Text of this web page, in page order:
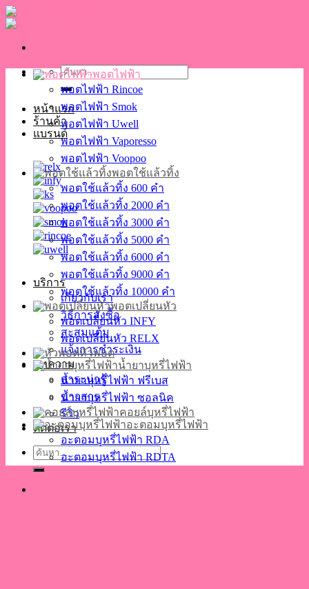
Skip
to
ค้นหา:
หน้าแรก
ร้านค้า
แบรนด์
บริการ
เกี่ยวกับเรา
วิธีการสั่งซื้อ
สะสมแต้ม
แจ้งการชำระเงิน
บทความ
สาระน่ารู้
ข่าวสาร
รีวิว
ติดต่อเรา
ค้นหา:
พอตไฟฟ้า
พอตไฟฟ้า Rincoe
พอตไฟฟ้า Smok
พอตไฟฟ้า Uwell
พอตไฟฟ้า Vaporesso
พอตไฟฟ้า Voopoo
พอตใช้แล้วทิ้ง
พอตใช้แล้วทิ้ง 600 คำ
พอตใช้แล้วทิ้ง 2000 คำ
พอตใช้แล้วทิ้ง 3000 คำ
พอตใช้แล้วทิ้ง 5000 คำ
พอตใช้แล้วทิ้ง 6000 คำ
พอตใช้แล้วทิ้ง 9000 คำ
พอตใช้แล้วทิ้ง 10000 คำ
พอตเปลี่ยนหัว
พอตเปลี่ยนหัว INFY
พอตเปลี่ยนหัว RELX
หัวพอต
น้ำยาบุหรี่ไฟฟ้า
น้ำยาบุหรี่ไฟฟ้า ฟรีเบส
น้ำยาบุหรี่ไฟฟ้า ซอลนิค
คอยล์บุหรี่ไฟฟ้า
อะตอมบุหรี่ไฟฟ้า
อะตอมบุหรี่ไฟฟ้า RDA
อะตอมบุหรี่ไฟฟ้า RDTA